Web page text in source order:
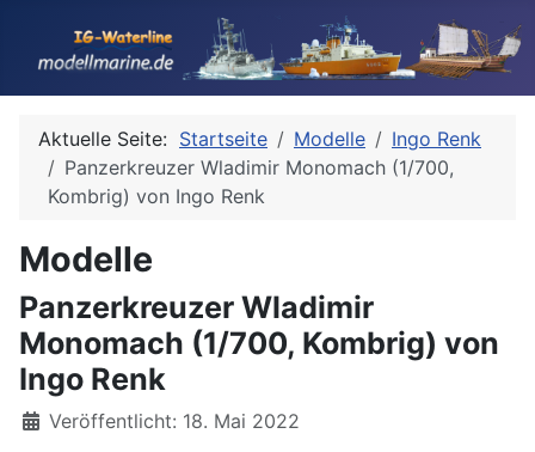
Aktuelle Seite: Startseite Modelle
Ingo Renk
Panzerkreuzer Wladimir Monomach (1/700,
Kombrig) von Ingo Renk
Modelle
Panzerkreuzer Wladimir
Monomach (1/700, Kombrig) von
Ingo Renk
Details
Veröffentlicht: 18. Mai 2022